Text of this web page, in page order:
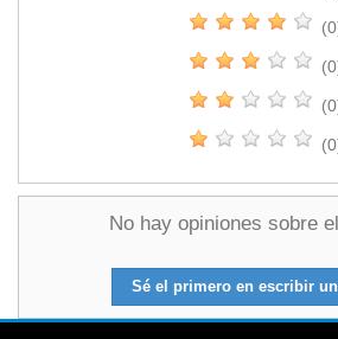
No hay opiniones sobre
Sé el primero en escribir